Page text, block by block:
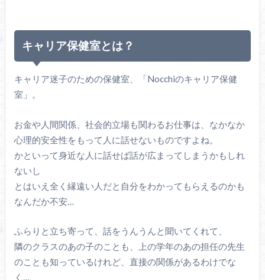
キャリア保健室とは？
キャリア迷子のための保健室、「Nocchiのキャリア保健
室」。
お金や人間関係、社会的立場も関わるお仕事は、なかなか
心理的安全性をもって人に話せないものですよね。
かといって身近な人に話せば話が広まってしまうかもしれ
ないし
とはいえ全く縁遠い人だと自分をわかってもらえるのかも
なんだか不安…
ふらりと立ち寄って、話をうんうんと聞いてくれて、
隣のクラスのあの子のことも、上の学年のあの担任の先生
のことも知っているけれど、直接の関係があるわけでな
く…